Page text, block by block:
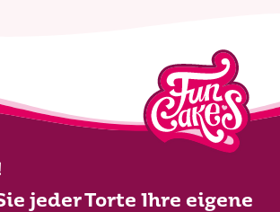
jeder Torte Ihre eigene